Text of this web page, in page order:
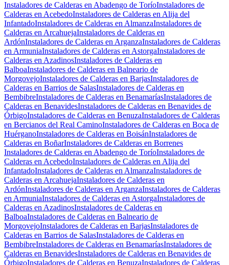
Instaladores de Calderas en Abadengo de ToríoInstaladores de
Calderas en AcebedoInstaladores de Calderas en Alija del
InfantadoInstaladores de Calderas en AlmanzaInstaladores de
Calderas en ArcahuejaInstaladores de Calderas en
ArdónInstaladores de Calderas en ArganzaInstaladores de Calderas
en ArmuniaInstaladores de Calderas en AstorgaInstaladores de
Calderas en AzadinosInstaladores de Calderas en
BalboaInstaladores de Calderas en Balneario de
MorgovejoInstaladores de Calderas en BarjasInstaladores de
Calderas en Barrios de SalasInstaladores de Calderas en
BembibreInstaladores de Calderas en BenamaríasInstaladores de
Calderas en BenavidesInstaladores de Calderas en Benavides de
ÓrbigoInstaladores de Calderas en BenuzaInstaladores de Calderas
en Bercianos del Real CaminoInstaladores de Calderas en Boca de
HuérganoInstaladores de Calderas en BoisánInstaladores de
Calderas en BoñarInstaladores de Calderas en Borrenes
Instaladores de Calderas en Abadengo de ToríoInstaladores de
Calderas en AcebedoInstaladores de Calderas en Alija del
InfantadoInstaladores de Calderas en AlmanzaInstaladores de
Calderas en ArcahuejaInstaladores de Calderas en
ArdónInstaladores de Calderas en ArganzaInstaladores de Calderas
en ArmuniaInstaladores de Calderas en AstorgaInstaladores de
Calderas en AzadinosInstaladores de Calderas en
BalboaInstaladores de Calderas en Balneario de
MorgovejoInstaladores de Calderas en BarjasInstaladores de
Calderas en Barrios de SalasInstaladores de Calderas en
BembibreInstaladores de Calderas en BenamaríasInstaladores de
Calderas en BenavidesInstaladores de Calderas en Benavides de
ÓrbigoInstaladores de Calderas en BenuzaInstaladores de Calderas